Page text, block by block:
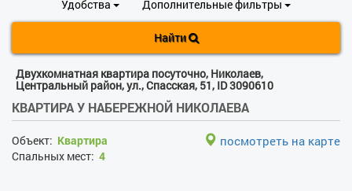
Удобства
Дополнительные фильтры
Найти
Двухкомнатная квартира посуточно, Николаев,
Центральный район, ул., Спасская, 51, ID 3090610
КВАРТИРА У НАБЕРЕЖНОЙ НИКОЛАЕВА
Объект: Квартира
Спальных мест: 4
посмотреть на карте